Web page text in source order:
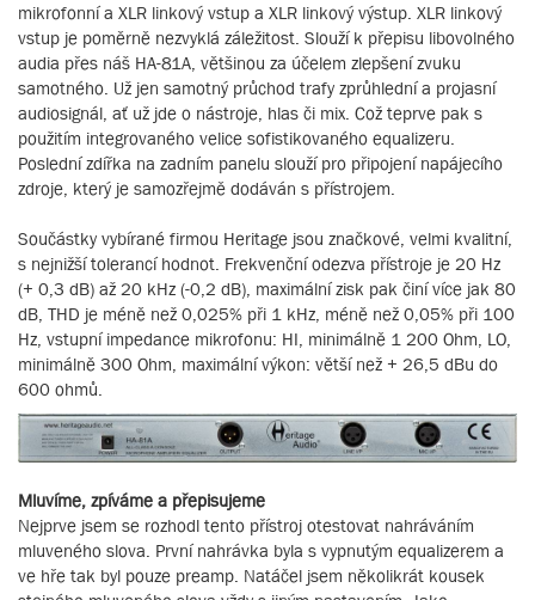
mikrofonní a XLR linkový vstup a XLR linkový výstup. XLR linkový
vstup je poměrně nezvyklá záležitost. Slouží k přepisu libovolného
audia přes náš HA-81A, většinou za účelem zlepšení zvuku
samotného. Už jen samotný průchod trafy zprůhlední a projasní
audiosignál, ať už jde o nástroje, hlas či mix. Což teprve pak s
použitím integrovaného velice sofistikovaného equalizeru.
Poslední zdířka na zadním panelu slouží pro připojení napájecího
zdroje, který je samozřejmě dodáván s přístrojem.
Součástky vybírané firmou Heritage jsou značkové, velmi kvalitní,
s nejnižší tolerancí hodnot. Frekvenční odezva přístroje je 20 Hz
(+ 0,3 dB) až 20 kHz (-0,2 dB), maximální zisk pak činí více jak 80
dB, THD je méně než 0,025% při 1 kHz, méně než 0,05% při 100
Hz, vstupní impedance mikrofonu: HI, minimálně 1 200 Ohm, LO,
minimálně 300 Ohm, maximální výkon: větší než + 26,5 dBu do
600 ohmů.
Mluvíme, zpíváme a přepisujeme
Nejprve jsem se rozhodl tento přístroj otestovat nahráváním
mluveného slova. První nahrávka byla s vypnutým equalizerem a
ve hře tak byl pouze preamp. Natáčel jsem několikrát kousek